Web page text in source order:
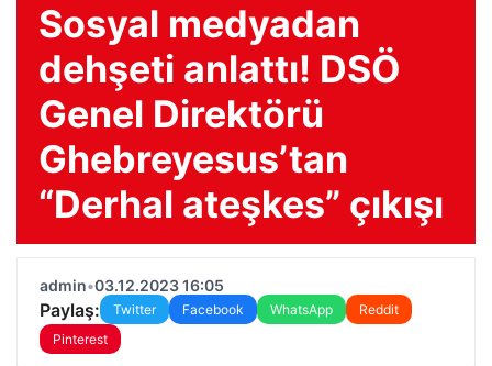
Sosyal medyadan
dehşeti anlattı! DSÖ
Genel Direktörü
Ghebreyesus’tan
“Derhal ateşkes” çıkışı
admin•03.12.2023 16:05
Paylaş: Twitter Facebook WhatsApp
Reddit
Pinterest